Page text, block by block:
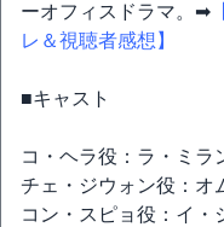
ーオフィスドラマ。➡
レ＆視聴者感想】
■キャスト
コ・ヘラ役：ラ・ミラ
チェ・ジウォン役：オ
コン・スピョ役：イ・